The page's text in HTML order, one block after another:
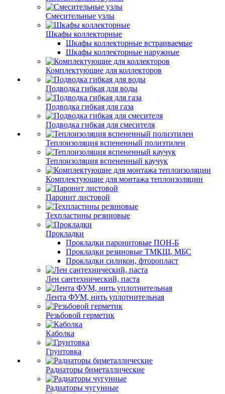
Смесительные узлы
Шкафы коллекторные
Шкафы коллекторные встраиваемые
Шкафы коллекторные наружные
Комплектующие для коллекторов
Подводка гибкая для воды
Подводка гибкая для газа
Подводка гибкая для смесителя
Теплоизоляция вспененный полиэтилен
Теплоизоляция вспененный каучук
Комплектующие для монтажа теплоизоляции
Паронит листовой
Техпластины резиновые
Прокладки
Прокладки паронитовые ПОН-Б
Прокладки резиновые ТМКЩ, МБС
Прокладки силикон, фторопласт
Лен сантехнический, паста
Лента ФУМ, нить уплотнительная
Резьбовой герметик
Каболка
Грунтовка
Радиаторы биметаллические
Радиаторы чугунные